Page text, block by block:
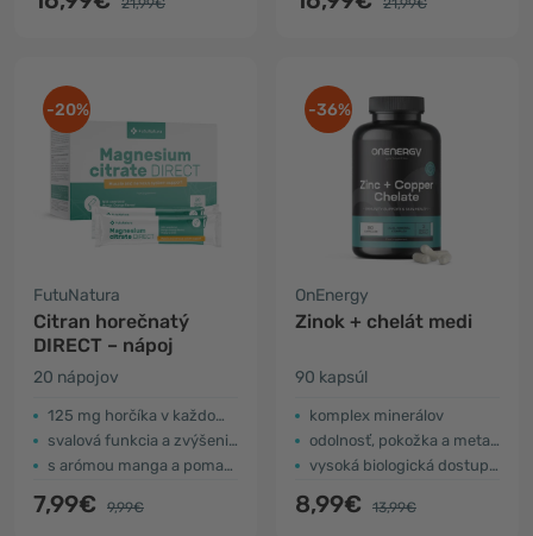
21,99€ 21,99€
-20%
FutuNatura
Citran horečnatý
DIRECT – nápoj
20 nápojov
125 mg horčíka v každom nápoji
svalová funkcia a zvýšenie energie
s arómou manga a pomaranča
7,99€ 9,99€
-36%
OnEnergy
Zinok + chelát medi
90 kapsúl
komplex minerálov
odolnosť, pokožka a metabolizmus
vysoká biologická dostupnosť
8,99€ 13,99€